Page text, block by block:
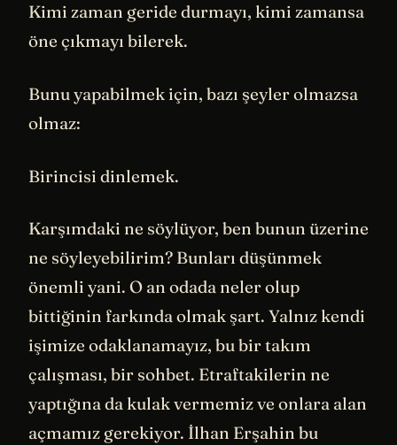
Kimi zaman geride durmayı, kimi zamansa
öne çıkmayı bilerek.
Bunu yapabilmek için, bazı şeyler olmazsa
olmaz:
Birincisi dinlemek.
Karşımdaki ne söylüyor, ben bunun üzerine
ne söyleyebilirim? Bunları düşünmek
önemli yani. O an odada neler olup
bittiğinin farkında olmak şart. Yalnız kendi
işimize odaklanamayız, bu bir takım
çalışması, bir sohbet. Etraftakilerin ne
yaptığına da kulak vermemiz ve onlara alan
açmamız gerekiyor. İlhan Erşahin bu